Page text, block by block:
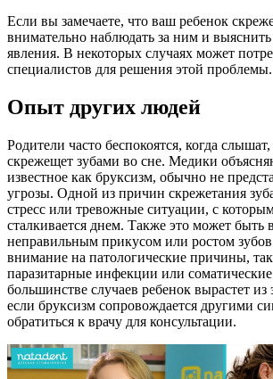
Если вы замечаете, что ваш ребенок
внимательно наблюдать за ним и
явления. В некоторых случаях может
специалистов для решения этой проблемы.
Опыт других людей
Родители часто беспокоятся, когда
скрежещет зубами во сне. Медики
известное как бруксизм, обычно не
угрозы. Одной из причин скрежетания
стресс или тревожные ситуации, с
сталкивается днем. Также это может быть
неправильным прикусом или ростом
внимание на патологические причины,
паразитарные инфекции или
большинстве случаев ребенок вырастет из
если бруксизм сопровождается другими
обратиться к врачу для консультации.